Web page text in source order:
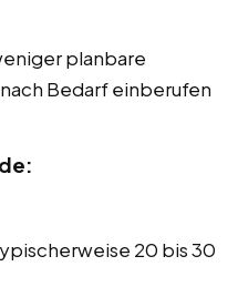
planbare
Bedarf einberufen
20 bis 30